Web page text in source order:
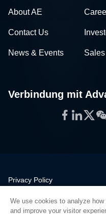
About AE
Contact Us
News & Events
Verbindung mit
Privacy Policy
Quality
We use cookies to analyze
and improve your visitor